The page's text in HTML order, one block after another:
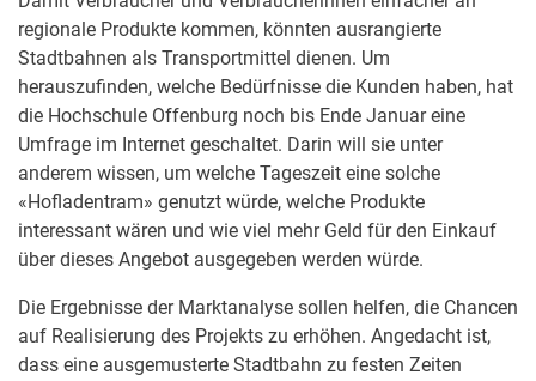
regionale Produkte kommen, könnten ausrangierte
Stadtbahnen als Transportmittel dienen. Um
herauszufinden, welche Bedürfnisse die Kunden haben, hat
die Hochschule Offenburg noch bis Ende Januar eine
Umfrage im Internet geschaltet. Darin will sie unter
anderem wissen, um welche Tageszeit eine solche
«Hofladentram» genutzt würde, welche Produkte
interessant wären und wie viel mehr Geld für den Einkauf
über dieses Angebot ausgegeben werden würde.
Die Ergebnisse der Marktanalyse sollen helfen, die Chancen
auf Realisierung des Projekts zu erhöhen. Angedacht ist,
dass eine ausgemusterte Stadtbahn zu festen Zeiten